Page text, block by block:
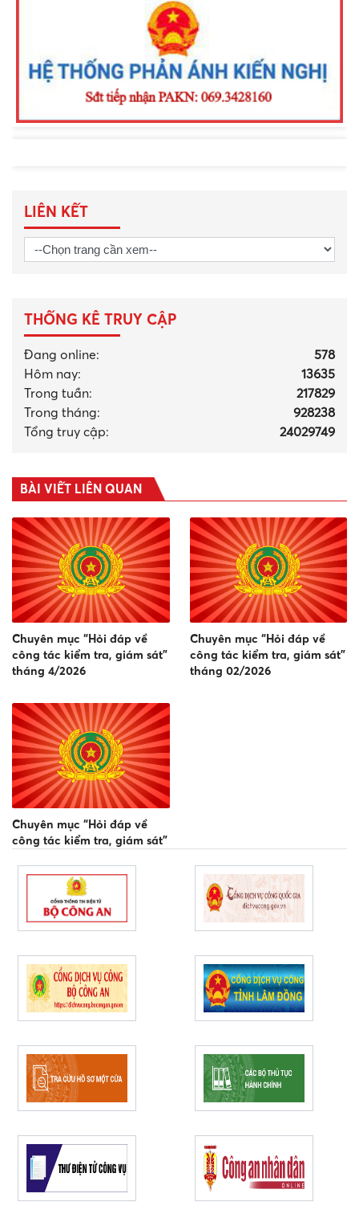
game online và phòng chống tội phạm
thanh thiếu niên dịp hè 2026 tại xã Tân
Hội
LIÊN KẾT
THỐNG KÊ TRUY CẬP
Đang online:
578
Hôm nay:
13635
Trong tuần:
217829
Trong tháng:
928238
Tổng truy cập:
24029749
BÀI VIẾT LIÊN QUAN
Chuyên mục “Hỏi đáp về
công tác kiểm tra, giám sát”
tháng 4/2026
Chuyên mục “Hỏi đáp về
công tác kiểm tra, giám sát”
tháng 02/2026
Chuyên mục “Hỏi đáp về
công tác kiểm tra, giám sát”